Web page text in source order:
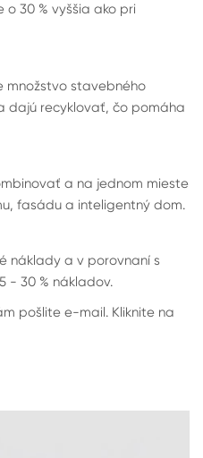
o 30 % vyššia ako pri
množstvo stavebného
dajú recyklovať, čo pomáha
a na jednom mieste
fasádu a inteligentný dom.
náklady a v porovnaní s
- 30 % nákladov.
pošlite e-mail. Kliknite na